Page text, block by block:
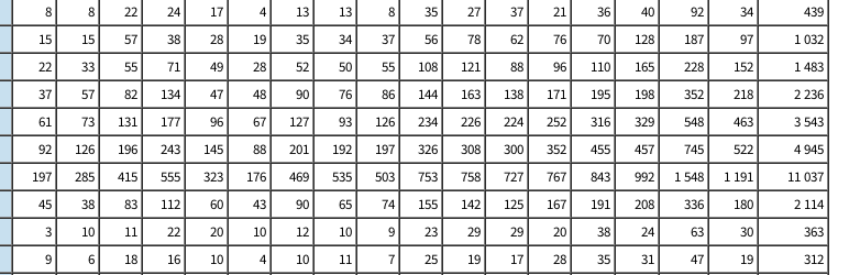
8 8 22 24 17 4 13 13 8 35 27 37 21 36 40 92 34
439
15 15 57 38 28 19 35 34 37 56 78 62 76 70 128 187 97
1 032
22 33 55 71 49 28 52 50 55 108 121 88 96 110 165 228 152
1 483
37 57 82 134 47 48 90 76 86 144 163 138 171 195 198 352 218
2 236
61 73 131 177 96 67 127 93 126 234 226 224 252 316 329 548 463
3 543
92 126 196 243 145 88 201 192 197 326 308 300 352 455 457 745 522
4 945
197 285 415 555 323 176 469 535 503 753 758 727 767 843 992 1 548 1 191
11 037
45 38 83 112 60 43 90 65 74 155 142 125 167 191 208 336 180
2 114
3 10 11 22 20 10 12 10 9 23 29 29 20 38 24 63 30
363
9 6 18 16 10 4 10 11 7 25 19 17 28 35 31 47 19
312